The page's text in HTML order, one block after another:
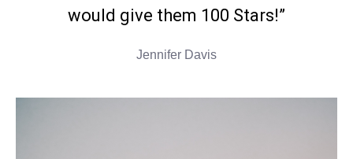
would give them 100 Stars!”
Jennifer Davis